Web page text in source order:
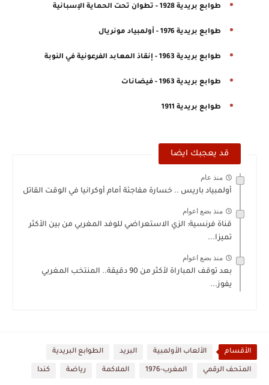
طوابع بريدية 1928 - تطوان تحت الحماية الإسبانية
طوابع بريدية 1976 - أولمبياد مونريال
طوابع بريدية 1963 - إنقاذ المعابد الفرعونية في النوبة
طوابع بريدية 1963 - فيضانات
طوابع بريدية 1911
قد يعجبك ايضا
منذ عام
أولمبياد باريس .. خسارة مفاجئة أمام أوكرانيا في الوقت القاتل
منذ بضع اعوام
قناة فرنسية: الزي الاستعراضي للوفد المغربي من بين الأكثر
تميزا...
منذ بضع اعوام
بعد توقف المباراة لأكثر من 90 دقيقة.. المنتخب المغربي
يفوز...
الأقسام الألعاب الأولمبية البريد الطوابع البريدية
المتحف الرقمي المغرب-1976 الملاكمة رياضة كندا